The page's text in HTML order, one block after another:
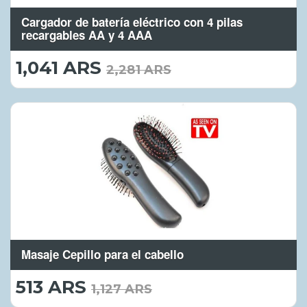
Cargador de batería eléctrico con 4 pilas
recargables AA y 4 AAA
1,041 ARS 1,041.00
ARS
2,281 ARS
Masaje Cepillo para el cabello
513 ARS 513.00
ARS
1,127 ARS